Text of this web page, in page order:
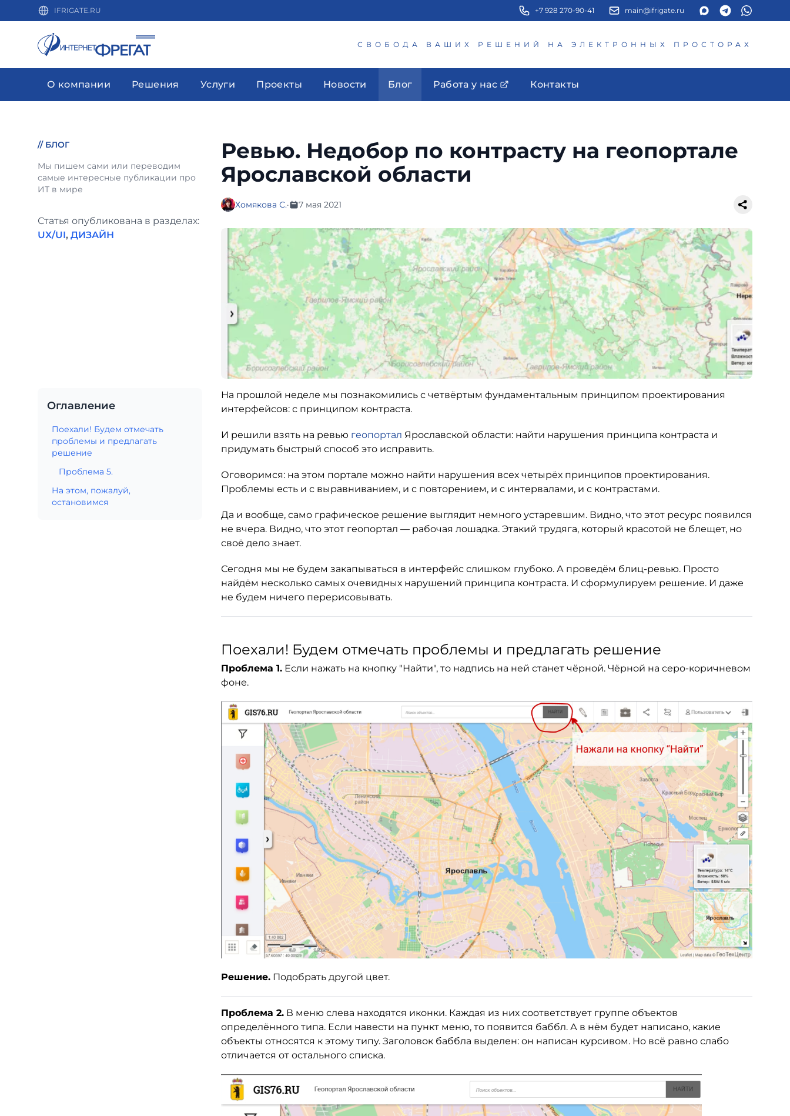
IFRIGATE.RU +7 928 270-90-41 main@ifrigate.ru
СВОБОДА ВАШИХ РЕШЕНИЙ НА ЭЛЕКТРОННЫХ ПРОСТОРАХ
О компании Решения Услуги Проекты Новости Блог Работа у нас Контакты
// БЛОГ
Мы пишем сами или переводим
самые интересные публикации про
ИТ в мире
Статья опубликована в разделах:
UX/UI, ДИЗАЙН
Ревью. Недобор по контрасту на геопортале
Ярославской области
Хомякова С.· 7 мая 2021
Оглавление
Поехали! Будем отмечать
проблемы и предлагать
решение
Проблема 5.
На этом, пожалуй,
остановимся
На прошлой неделе мы познакомились с четвёртым фундаментальным принципом проектирования
интерфейсов: с принципом контраста.
И решили взять на ревью геопортал Ярославской области: найти нарушения принципа контраста и
придумать быстрый способ это исправить.
Оговоримся: на этом портале можно найти нарушения всех четырёх принципов проектирования.
Проблемы есть и с выравниванием, и с повторением, и с интервалами, и с контрастами.
Да и вообще, само графическое решение выглядит немного устаревшим. Видно, что этот ресурс появился
не вчера. Видно, что этот геопортал — рабочая лошадка. Этакий трудяга, который красотой не блещет, но
своё дело знает.
Сегодня мы не будем закапываться в интерфейс слишком глубоко. А проведём блиц-ревью. Просто
найдём несколько самых очевидных нарушений принципа контраста. И сформулируем решение. И даже
не будем ничего перерисовывать.
Поехали! Будем отмечать проблемы и предлагать решение
Проблема 1. Если нажать на кнопку "Найти", то надпись на ней станет чёрной. Чёрной на серо-коричневом
фоне.
Решение. Подобрать другой цвет.
Проблема 2. В меню слева находятся иконки. Каждая из них соответствует группе объектов
определённого типа. Если навести на пункт меню, то появится баббл. А в нём будет написано, какие
объекты относятся к этому типу. Заголовок баббла выделен: он написан курсивом. Но всё равно слабо
отличается от остального списка.